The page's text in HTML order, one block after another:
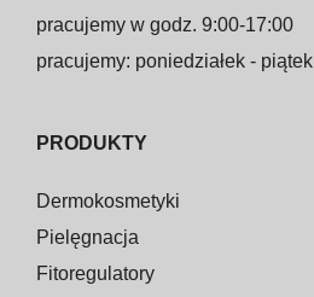
pracujemy w godz. 9:00-17:00
pracujemy: poniedziałek - piątek
PRODUKTY
Dermokosmetyki
Pielęgnacja
Fitoregulatory